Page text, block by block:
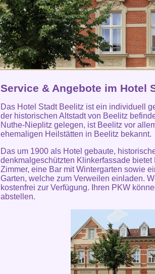
Service & Angebote im Hotel
Das Hotel Stadt Beelitz ist ein individuell
der historischen Altstadt von Beelitz
Nuthe-Nieplitz gelegen, ist Beelitz vor
ehemaligen Heilstätten in Beelitz bekannt.
Das um 1900 als Hotel gebaute,
denkmalgeschützten Klinkerfassade
Zimmer, eine Bar mit Wintergarten sowie
Garten, welche zum Verweilen einladen.
kostenfrei zur Verfügung. Ihren PKW
abstellen.